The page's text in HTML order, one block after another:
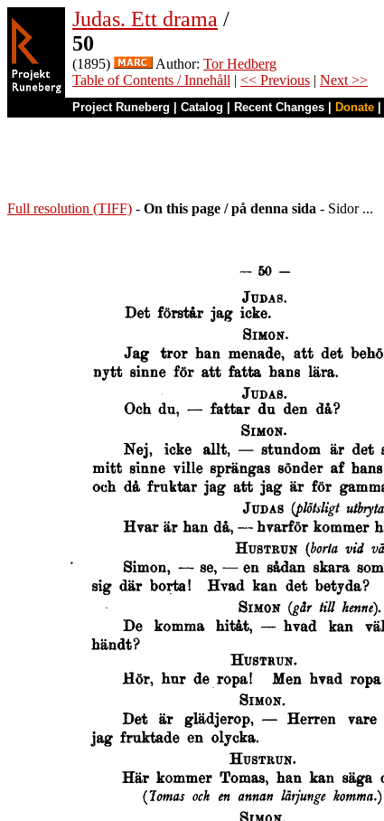
Judas. Ett drama /
50
(1895) Author: Tor Hedberg
Table of Contents / Innehåll | << Previous | Next >>
Project Runeberg Catalog Recent Changes Donate
Full resolution (TIFF) - On this page / på denna sida - Sidor ...